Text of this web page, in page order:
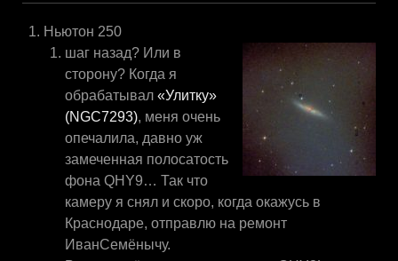
Ньютон 250
шаг назад? Или в
сторону? Когда я
обрабатывал «Улитку»
(NGC7293), меня очень
опечалила, давно уж
замеченная полосатость
фона QHY9… Так что
камеру я снял и скоро, когда окажусь в
Краснодаре, отправлю на ремонт
ИванСемёнычу.